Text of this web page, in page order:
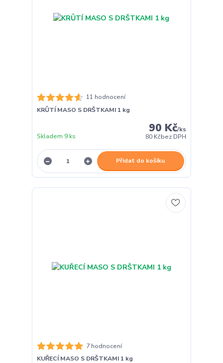
11 hodnocení
KRŮTÍ MASO S DRŠTKAMI 1 kg
90 Kč/ks
80 Kčbez DPH
Skladem 9 ks
Přidat do košíku
7 hodnocení
KUŘECÍ MASO S DRŠTKAMI 1 kg